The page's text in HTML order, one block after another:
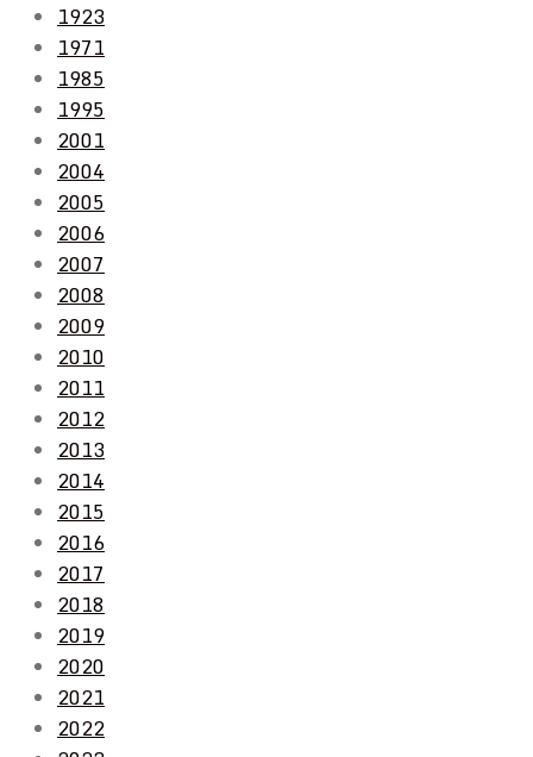
1923
1971
1985
1995
2001
2004
2005
2006
2007
2008
2009
2010
2011
2012
2013
2014
2015
2016
2017
2018
2019
2020
2021
2022